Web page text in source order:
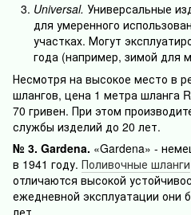
Universal. Универсальные
для умеренного
участках. Могут
года (например, зимой для
Несмотря на высокое место в
шлангов, цена 1 метра шланга
70 гривен. При этом
службы изделий до 20 лет.
№ 3. Gardena. «Gardena» -
в 1941 году. Поливочные шланги
отличаются высокой
ежедневной эксплуатации они